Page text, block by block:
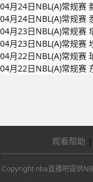
04月24日NBL(A)常规赛
04月24日NBL(A)常规赛
04月23日NBL(A)常规赛
04月23日NBL(A)常规赛
04月22日NBL(A)常规赛
04月22日NBL(A)常规赛
观看帮助 |
Copyright nba直播吧提供